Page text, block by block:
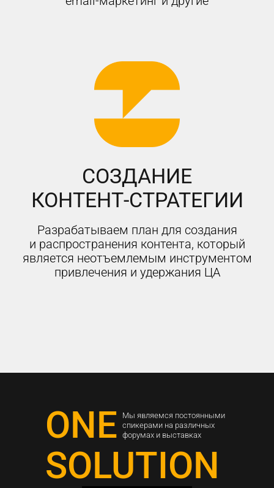
ONE
SOLUTION
Мы являемся постоянными
спикерами на различных
форумах и выставках